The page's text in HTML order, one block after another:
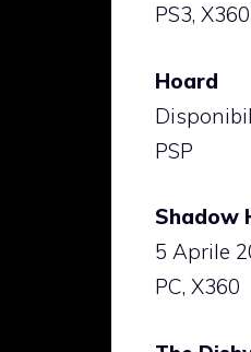
PS3, X360
Hoard
PSP
Shadow
5 Aprile
PC, X360